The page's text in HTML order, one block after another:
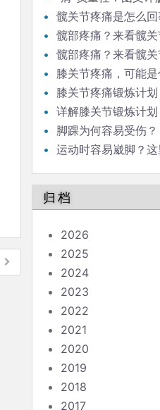
髋关节疼痛是怎么回
髋部疼痛？来看髋关
髋部疼痛？来看髋关
膝关节疼痛，可能是
膝关节疼痛锻炼计划
详解膝关节锻炼计划
脚踝为何容易受伤？
运动时容易崴脚？
归档
2026
2025
2024
2023
2022
2021
2020
2019
2018
2017